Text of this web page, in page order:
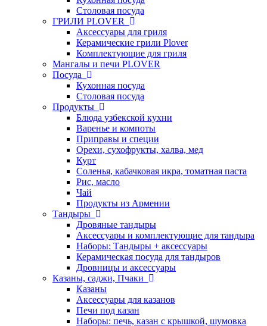
Столовая посуда
ГРИЛИ PLOVER
Аксессуары для гриля
Керамические грили Plover
Комплектующие для гриля
Мангалы и печи PLOVER
Посуда
Кухонная посуда
Столовая посуда
Продукты
Блюда узбекской кухни
Варенье и компоты
Приправы и специи
Орехи, сухофрукты, халва, мед
Курт
Соленья, кабачковая икра, томатная паста
Рис, масло
Чай
Продукты из Армении
Тандыры
Дровяные тандыры
Аксессуары и комплектующие для тандыра
Наборы: Тандыры + аксессуары
Керамическая посуда для тандыров
Дровницы и аксессуары
Казаны, саджи, Пчаки
Казаны
Аксессуары для казанов
Печи под казан
Наборы: печь, казан с крышкой, шумовка